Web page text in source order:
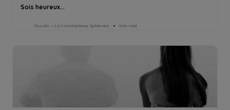
Sois heureux...
Pascaln — Le Contemplateur Éphémère 1min read